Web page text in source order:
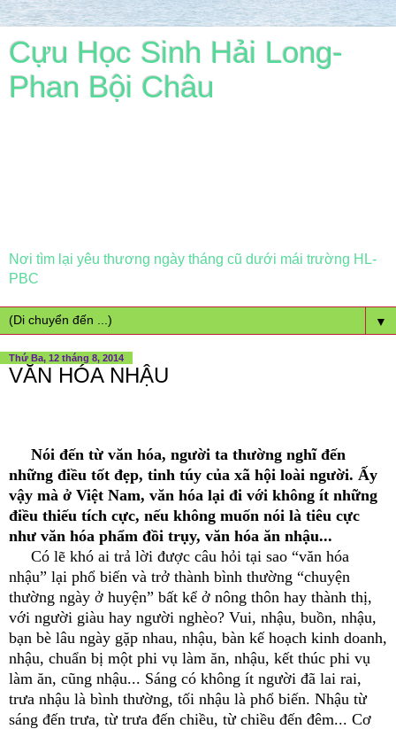
Cựu Học Sinh Hải Long-
Phan Bội Châu
Nơi tìm lại yêu thương ngày tháng cũ dưới mái trường HL-
PBC
▼
Thứ Ba, 12 tháng 8, 2014
VĂN HÓA NHẬU
Nói đến từ văn hóa, người ta thường nghĩ đến
những điều tốt đẹp, tinh túy của xã hội loài người. Ấy
vậy mà ở Việt Nam, văn hóa lại đi với không ít những
điều thiếu tích cực, nếu không muốn nói là tiêu cực
như văn hóa phẩm đồi trụy, văn hóa ăn nhậu...
Có lẽ khó ai trả lời được câu hỏi tại sao “văn hóa
nhậu” lại phổ biến và trở thành bình thường “chuyện
thường ngày ở huyện” bất kể ở nông thôn hay thành thị,
với người giàu hay người nghèo? Vui, nhậu, buồn, nhậu,
bạn bè lâu ngày gặp nhau, nhậu, bàn kế hoạch kinh doanh,
nhậu, chuẩn bị một phi vụ làm ăn, nhậu, kết thúc phi vụ
làm ăn, cũng nhậu... Sáng có không ít người đã lai rai,
trưa nhậu là bình thường, tối nhậu là phổ biến. Nhậu từ
sáng đến trưa, từ trưa đến chiều, từ chiều đến đêm... Cơ